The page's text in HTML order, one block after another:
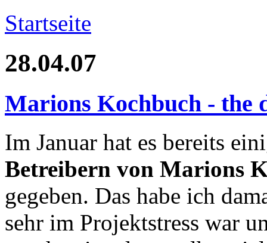
Startseite
28.04.07
Marions Kochbuch - the
Im Januar hat es bereits
Betreibern von Marions
gegeben. Das habe ich
sehr im Projektstress war